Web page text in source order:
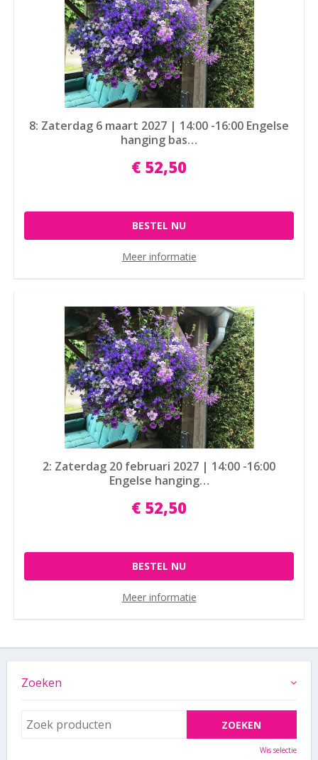
8: Zaterdag 6 maart 2027 | 14:00 -16:00 Engelse
hanging bas…
€ 52,50
Meer informatie
BESTEL NU
2: Zaterdag 20 februari 2027 | 14:00 -16:00
Engelse hanging…
€ 52,50
Meer informatie
BESTEL NU
Zoeken
Wis selectie